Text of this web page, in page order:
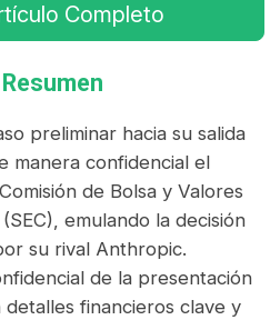
Completo
Resumen
preliminar hacia su salida
manera confidencial el
de Bolsa y Valores
emulando la decisión
su rival Anthropic.
de la presentación
financieros clave y